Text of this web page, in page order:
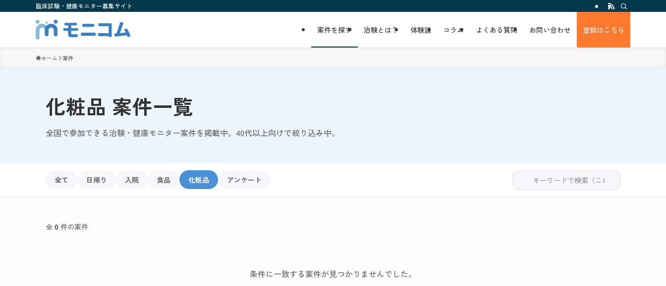
臨床試験・健康モニター募集サイト
案件を探す 治験とは？ 体験談 コラム よくある質問 お問い合わせ 登録はこちら
ホーム 案件
化粧品 案件一覧
全国で参加できる治験・健康モニター案件を掲載中。40代以上向けで絞り込み中。
全て 日帰り 入院 食品 化粧品 アンケート
全 0 件の案件
条件に一致する案件が見つかりませんでした。